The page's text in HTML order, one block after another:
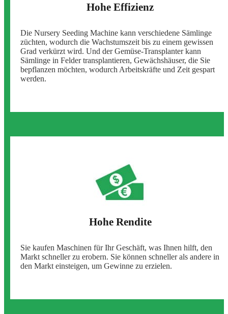
Hohe Effizienz
Die Nursery Seeding Machine kann verschiedene Sämlinge
züchten, wodurch die Wachstumszeit bis zu einem gewissen
Grad verkürzt wird. Und der Gemüse-Transplanter kann
Sämlinge in Felder transplantieren, Gewächshäuser, die Sie
bepflanzen möchten, wodurch Arbeitskräfte und Zeit gespart
werden.
Hohe Rendite
Sie kaufen Maschinen für Ihr Geschäft, was Ihnen hilft, den
Markt schneller zu erobern. Sie können schneller als andere in
den Markt einsteigen, um Gewinne zu erzielen.